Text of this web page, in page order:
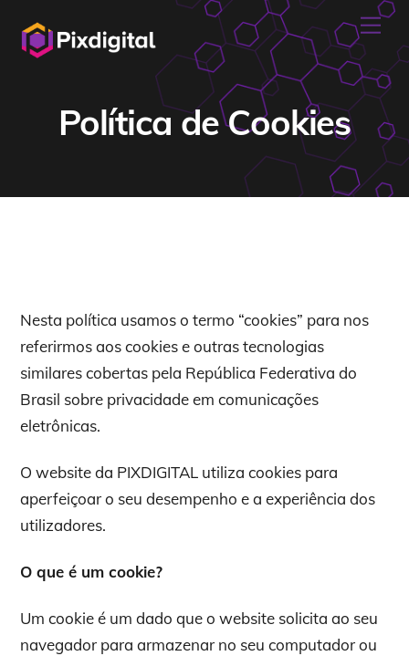
content
Política de Cookies
Nesta política usamos o termo “cookies” para nos
referirmos aos cookies e outras tecnologias
similares cobertas pela República Federativa do
Brasil sobre privacidade em comunicações
eletrônicas.
O website da PIXDIGITAL utiliza cookies para
aperfeiçoar o seu desempenho e a experiência dos
utilizadores.
O que é um cookie?
Um cookie é um dado que o website solicita ao seu
navegador para armazenar no seu computador ou